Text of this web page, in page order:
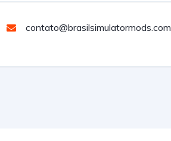
contato@brasilsimulatormods.com